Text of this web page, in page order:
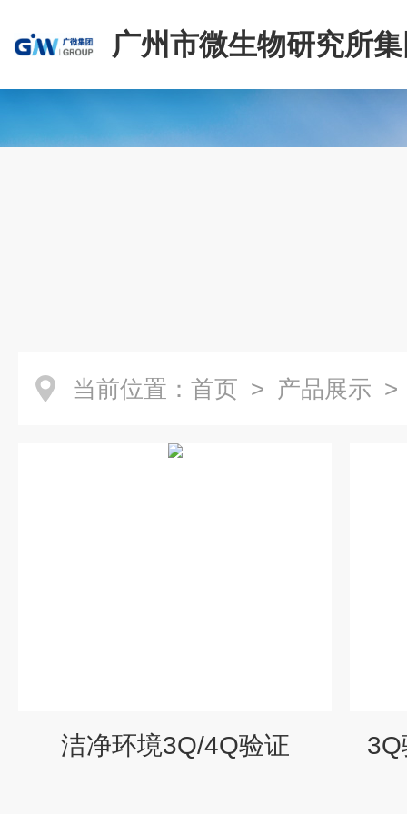
广州市微生物研究所
有限公司
当前位置： 首页 > 产品展示
洁净环境3Q/4Q验证